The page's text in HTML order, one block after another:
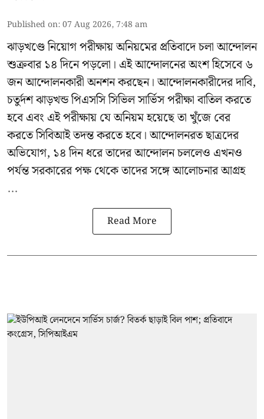
Published on:07 Aug 2026, 7:48 am
ঝাড়খণ্ডে নিয়োগ পরীক্ষায় অনিয়মের প্রতিবাদে চলা আন্দোলন
শুক্রবার ১৪ দিনে পড়লো। এই আন্দোলনের অংশ হিসেবে ৬
জন আন্দোলনকারী অনশন করছেন। আন্দোলনকারীদের দাবি,
চতুর্দশ ঝাড়খন্ড পিএসসি সিভিল সার্ভিস পরীক্ষা বাতিল করতে
হবে এবং এই পরীক্ষায় যে অনিয়ম হয়েছে তা খুঁজে বের
করতে সিবিআই তদন্ত করতে হবে। আন্দোলনরত ছাত্রদের
অভিযোগ, ১৪ দিন ধরে তাদের আন্দোলন চললেও এখনও
পর্যন্ত সরকারের পক্ষ থেকে তাদের সঙ্গে আলোচনার আগ্রহ
...
Read More